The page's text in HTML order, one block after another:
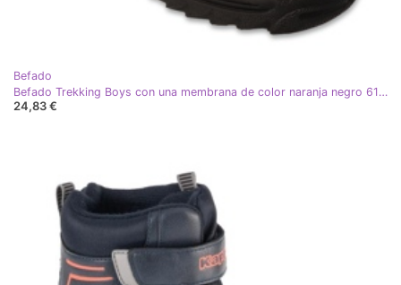
Befado
Befado Trekking Boys con una membrana de color naranja negro 615Y006
24,83 €